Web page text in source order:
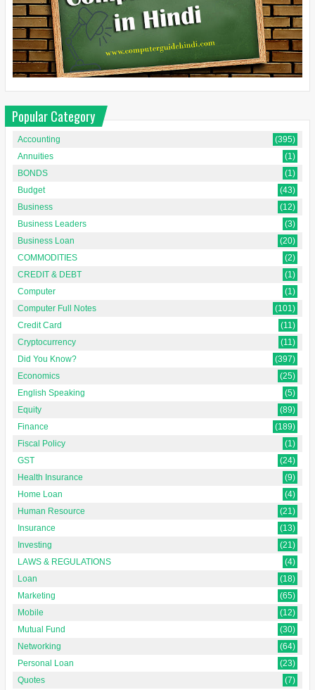
Popular Category
Accounting
(395)
Annuities
(1)
BONDS
(1)
Budget
(43)
Business
(12)
Business Leaders
(3)
Business Loan
(20)
COMMODITIES
(2)
CREDIT & DEBT
(1)
Computer
(1)
Computer Full Notes
(101)
Credit Card
(11)
Cryptocurrency
(11)
Did You Know?
(397)
Economics
(25)
English Speaking
(5)
Equity
(89)
Finance
(189)
Fiscal Policy
(1)
GST
(24)
Health Insurance
(9)
Home Loan
(4)
Human Resource
(21)
Insurance
(13)
Investing
(21)
LAWS & REGULATIONS
(4)
Loan
(18)
Marketing
(65)
Mobile
(12)
Mutual Fund
(30)
Networking
(64)
Personal Loan
(23)
Quotes
(7)